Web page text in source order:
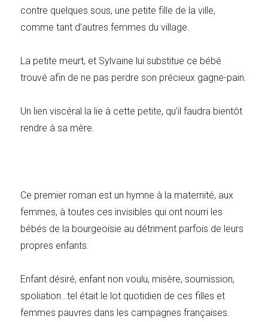
contre quelques sous, une petite fille de la ville,
comme tant d’autres femmes du village.
La petite meurt, et Sylvaine lui substitue ce bébé
trouvé afin de ne pas perdre son précieux gagne-pain.
Un lien viscéral la lie à cette petite, qu’il faudra bientôt
rendre à sa mère.
Ce premier roman est un hymne à la maternité, aux
femmes, à toutes ces invisibles qui ont nourri les
bébés de la bourgeoisie au détriment parfois de leurs
propres enfants.
Enfant désiré, enfant non voulu, misère, soumission,
spoliation…tel était le lot quotidien de ces filles et
femmes pauvres dans les campagnes françaises.